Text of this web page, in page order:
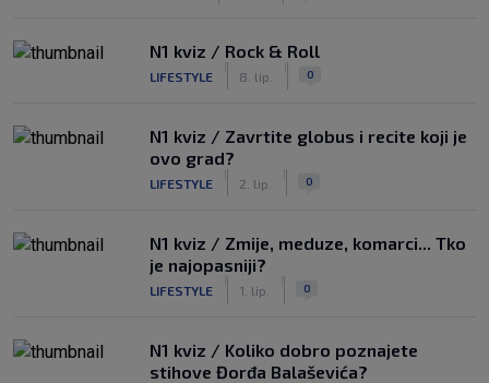
N1 kviz / Rock & Roll
LIFESTYLE 8. lip. 0
N1 kviz / Zavrtite globus i recite koji je
ovo grad?
LIFESTYLE 2. lip. 0
N1 kviz / Zmije, meduze, komarci... Tko
je najopasniji?
LIFESTYLE 1. lip. 0
N1 kviz / Koliko dobro poznajete
stihove Đorđa Balaševića?